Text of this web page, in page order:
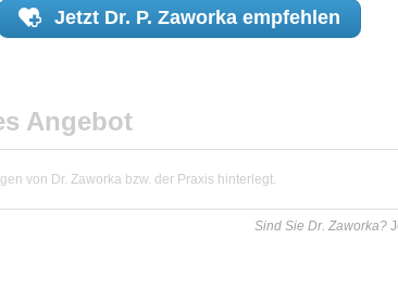
Jetzt Dr. P. Zaworka empfehlen
Angebot
von Dr. Zaworka bzw. der Praxis hinterlegt.
Sind Sie Dr. Zaworka?